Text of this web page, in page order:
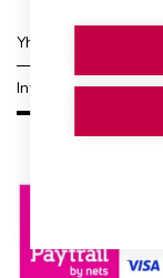
Yhteydenotto
Info